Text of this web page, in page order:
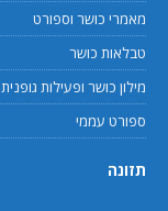
מאמרי כושר וספורט
טבלאות כושר
מילון כושר ופעילות גופנית
ספורט עממי
תזונה